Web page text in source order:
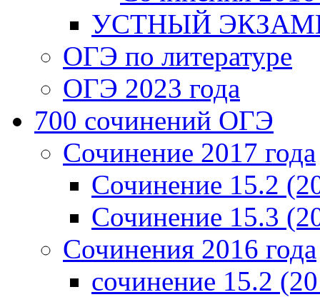
УСТНЫЙ
ОГЭ по литературе
ОГЭ 2023 года
700 cочинений ОГЭ
Сочинение 2017 года
Сочинение 15.2
Сочинение 15.3
Сочинения 2016 года
сочинение 15.2